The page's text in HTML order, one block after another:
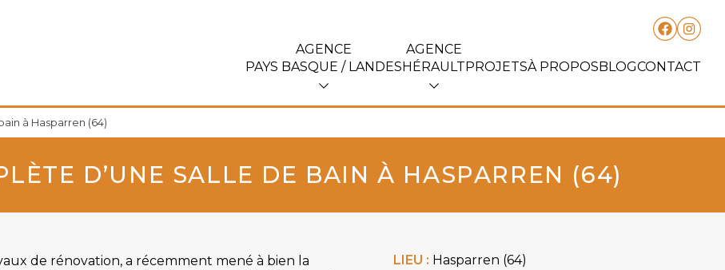
AGENCE
PAYS BASQUE / LANDES
AGENCE
HÉRAULTPROJETSÀ PROPOSBLOGCONTACT
à Hasparren (64)
D’UNE SALLE DE BAIN À HASPARREN (64)
de rénovation, a récemment mené à bien la
LIEU : Hasparren (64)